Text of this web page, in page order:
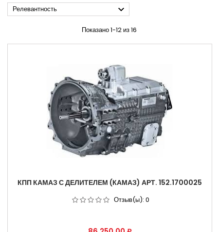
Релевантность 
Показано 1-12 из 16
КПП КАМАЗ С ДЕЛИТЕЛЕМ (КАМАЗ) АРТ. 152.1700025
Отзыв(ы): 0